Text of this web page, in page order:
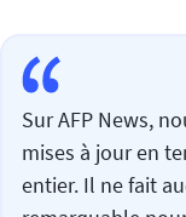
Sur AFP News,
mises à jour en
entier. Il ne fait